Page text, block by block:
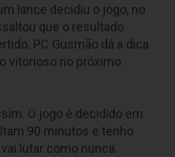
lance decidiu o jogo, no
que o resultado
PC Gusmão dá a dica
vitorioso no próximo
O jogo é decidido em
90 minutos e tenho
lutar como nunca.